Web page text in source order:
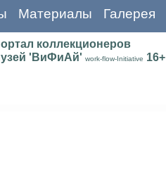
Материалы Галерея
коллекционеров
'ВиФиАй' work-flow-Initiative 16+